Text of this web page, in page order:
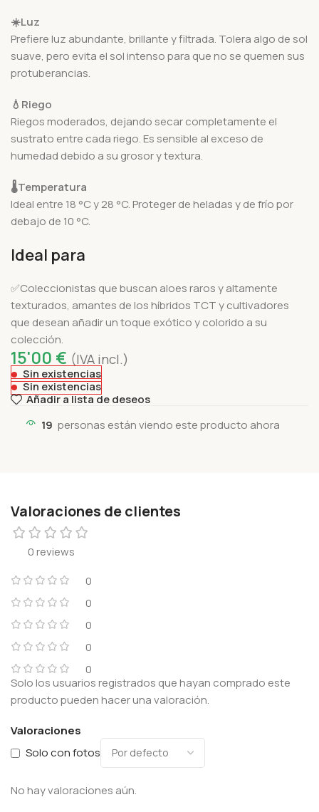
☀️Luz
Prefiere luz abundante, brillante y filtrada. Tolera algo de sol
suave, pero evita el sol intenso para que no se quemen sus
protuberancias.
💧 Riego
Riegos moderados, dejando secar completamente el
sustrato entre cada riego. Es sensible al exceso de
humedad debido a su grosor y textura.
🌡️Temperatura
Ideal entre 18 °C y 28 °C. Proteger de heladas y de frío por
debajo de 10 °C.
Ideal para
✅Coleccionistas que buscan aloes raros y altamente
texturados, amantes de los híbridos TCT y cultivadores
que desean añadir un toque exótico y colorido a su
colección.
15'00 € (IVA incl.)
Sin existencias
Sin existencias
Añadir a lista de deseos
19 personas están viendo este producto ahora
Valoraciones de clientes
0 reviews
0
0
0
0
0
Valoraciones
Solo con fotos
No hay valoraciones aún.
Solo los usuarios registrados que hayan comprado este
producto pueden hacer una valoración.